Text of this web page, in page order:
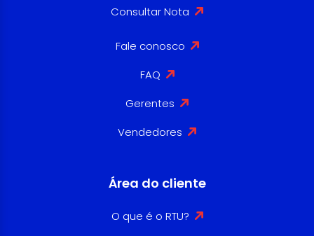
Consultar Nota
Fale conosco
FAQ
Gerentes
Vendedores
Área do cliente
O que é o RTU?